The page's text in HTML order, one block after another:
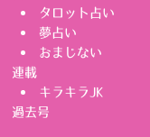
タロット占い
夢占い
おまじない
連載
キラキラJK
過去号